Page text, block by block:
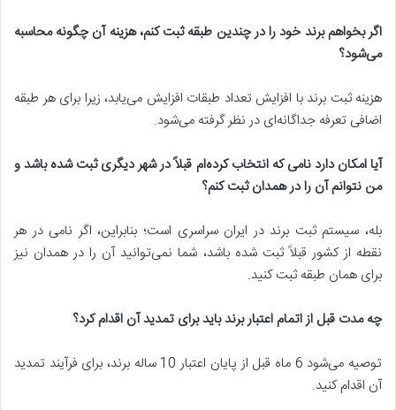
اگر بخواهم برند خود را در چندین طبقه ثبت کنم، هزینه آن چگونه محاسبه
می‌شود؟
هزینه ثبت برند با افزایش تعداد طبقات افزایش می‌یابد، زیرا برای هر طبقه
اضافی تعرفه جداگانه‌ای در نظر گرفته می‌شود.
آیا امکان دارد نامی که انتخاب کرده‌ام قبلاً در شهر دیگری ثبت شده باشد و
من نتوانم آن را در همدان ثبت کنم؟
بله، سیستم ثبت برند در ایران سراسری است؛ بنابراین، اگر نامی در هر
نقطه از کشور قبلاً ثبت شده باشد، شما نمی‌توانید آن را در همدان نیز
برای همان طبقه ثبت کنید.
چه مدت قبل از اتمام اعتبار برند باید برای تمدید آن اقدام کرد؟
توصیه می‌شود 6 ماه قبل از پایان اعتبار 10 ساله برند، برای فرآیند تمدید
آن اقدام کنید.